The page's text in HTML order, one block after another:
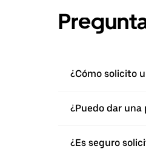
¿Cómo solicito
¿Puedo dar
¿Es seguro